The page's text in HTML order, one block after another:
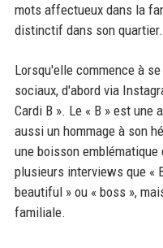
mots affectueux dans la
distinctif dans son quartier.
Lorsqu'elle commence à
sociaux, d'abord via
Cardi B ». Le « B » est une
aussi un hommage à son
une boisson
plusieurs interviews que «
beautiful » ou « boss »,
familiale.